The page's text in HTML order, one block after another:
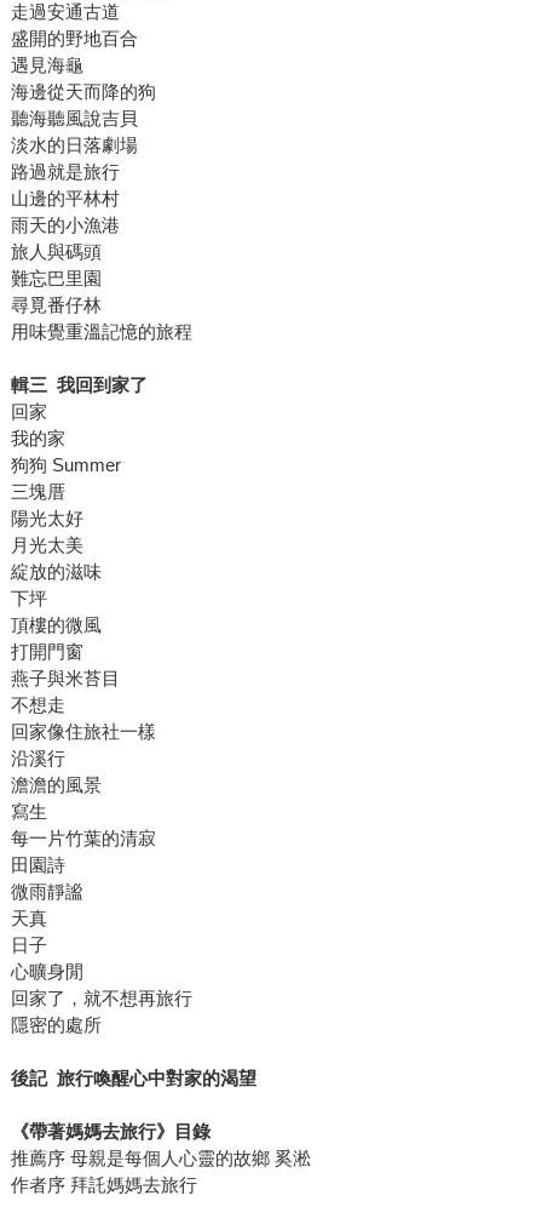
走過安通古道
盛開的野地百合
遇見海龜
海邊從天而降的狗
聽海聽風說吉貝
淡水的日落劇場
路過就是旅行
山邊的平林村
雨天的小漁港
旅人與碼頭
難忘巴里園
尋覓番仔林
用味覺重溫記憶的旅程
輯三 我回到家了
回家
我的家
狗狗 Summer
三塊厝
陽光太好
月光太美
綻放的滋味
下坪
頂樓的微風
打開門窗
燕子與米苔目
不想走
回家像住旅社一樣
沿溪行
澹澹的風景
寫生
每一片竹葉的清寂
田園詩
微雨靜謐
天真
日子
心曠身閒
回家了，就不想再旅行
隱密的處所
後記 旅行喚醒心中對家的渴望
《帶著媽媽去旅行》目錄
推薦序 母親是每個人心靈的故鄉 奚淞
作者序 拜託媽媽去旅行